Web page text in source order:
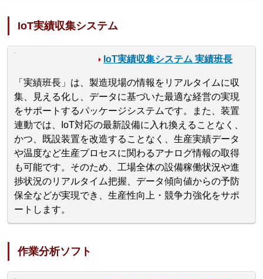
IoT実績収集システム
IoT実績収集システム 実績班長
「実績班長」は、製造現場の情報をリアルタイムに収
集、見える化し、データに基づいた最適な経営の実現
をサポートするパッケージシステムです。また、装置
連動では、IoT対応の最新設備に入れ換えることなく、
かつ、既設装置を改造することなく、生産実績データ
や温度など生産プロセスに関わるアナログ情報の取得
も可能です。そのため、工場全体の設備稼働状況や進
捗状況のリアルタイム把握、データ傾向値からの予防
保全などが実現でき、生産性向上・競争力強化をサポ
ートします。
作業分析ソフト